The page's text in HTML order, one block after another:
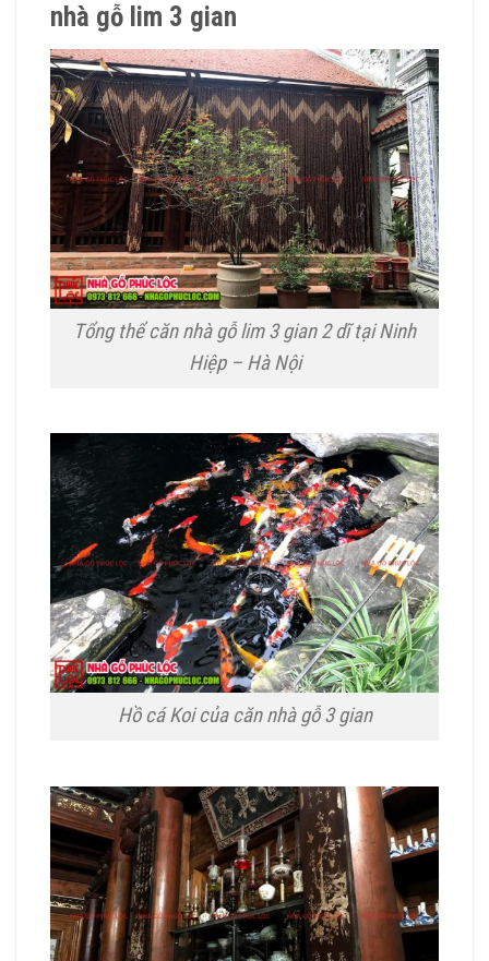
nhà gỗ lim 3 gian
Tổng thể căn nhà gỗ lim 3 gian 2 dĩ tại Ninh
Hiệp – Hà Nội
Hồ cá Koi của căn nhà gỗ 3 gian